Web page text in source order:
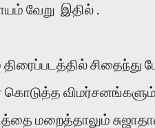
வேறு இதில் .
சிதைந்து
கொடுத்த
மறைத்தாலும்